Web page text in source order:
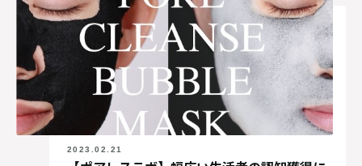
2023.02.21